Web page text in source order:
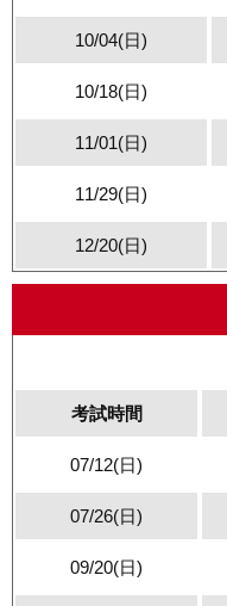
10/04(日)
10/18(日)
11/01(日)
11/29(日)
12/20(日)
考試時間
07/12(日)
07/26(日)
09/20(日)